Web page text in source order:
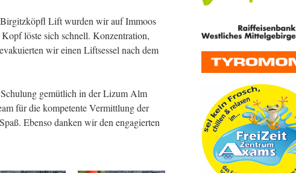
Lift wurden wir auf Immoos
löste sich schnell. Konzentration,
wir einen Liftsessel nach dem
gemütlich in der Lizum Alm
für die kompetente Vermittlung der
Ebenso danken wir den engagierten